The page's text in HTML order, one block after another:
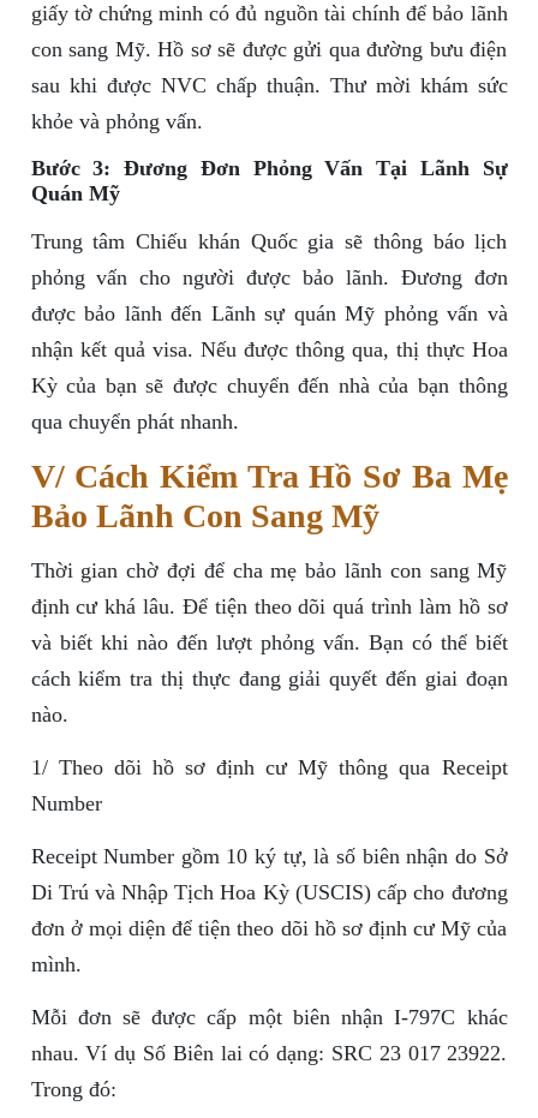
giấy tờ chứng minh có đủ nguồn tài chính để bảo lãnh
con sang Mỹ. Hồ sơ sẽ được gửi qua đường bưu điện
sau khi được NVC chấp thuận. Thư mời khám sức
khỏe và phỏng vấn.
Bước 3: Đương Đơn Phỏng Vấn Tại Lãnh Sự
Quán Mỹ
Trung tâm Chiếu khán Quốc gia sẽ thông báo lịch
phỏng vấn cho người được bảo lãnh. Đương đơn
được bảo lãnh đến Lãnh sự quán Mỹ phỏng vấn và
nhận kết quả visa. Nếu được thông qua, thị thực Hoa
Kỳ của bạn sẽ được chuyển đến nhà của bạn thông
qua chuyển phát nhanh.
V/ Cách Kiểm Tra Hồ Sơ Ba Mẹ
Bảo Lãnh Con Sang Mỹ
Thời gian chờ đợi để cha mẹ bảo lãnh con sang Mỹ
định cư khá lâu. Để tiện theo dõi quá trình làm hồ sơ
và biết khi nào đến lượt phỏng vấn. Bạn có thể biết
cách kiểm tra thị thực đang giải quyết đến giai đoạn
nào.
1/ Theo dõi hồ sơ định cư Mỹ thông qua Receipt
Number
Receipt Number gồm 10 ký tự, là số biên nhận do Sở
Di Trú và Nhập Tịch Hoa Kỳ (USCIS) cấp cho đương
đơn ở mọi diện để tiện theo dõi hồ sơ định cư Mỹ của
mình.
Mỗi đơn sẽ được cấp một biên nhận I-797C khác
nhau. Ví dụ Số Biên lai có dạng: SRC 23 017 23922.
Trong đó: